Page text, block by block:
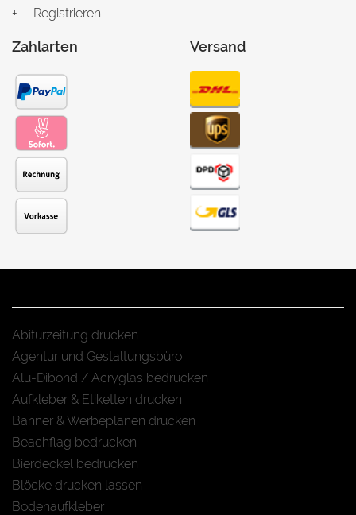
Registrieren
Zahlarten Versand
Abiturzeitung drucken
Agentur und Gestaltungsbüro
Alu-Dibond / Acryglas bedrucken
Aufkleber & Etiketten drucken
Banner & Werbeplanen drucken
Beachflag bedrucken
Bierdeckel bedrucken
Blöcke drucken lassen
Bodenaufkleber